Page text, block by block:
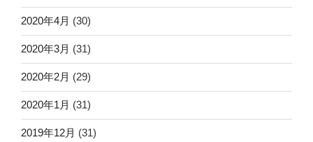
2020年4月 (30)
2020年3月 (31)
2020年2月 (29)
2020年1月 (31)
2019年12月 (31)